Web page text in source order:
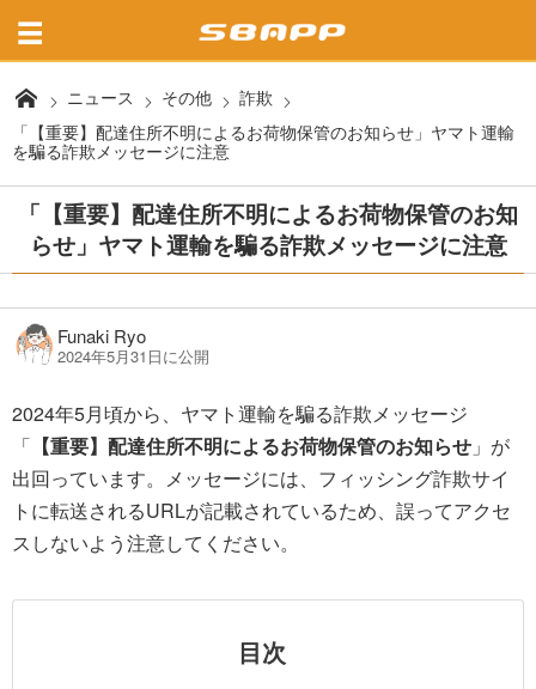
ニュース その他
詐欺
「【重要】配達住所不明によるお荷物保管のお知らせ」ヤマト運輸
を騙る詐欺メッセージに注意
「【重要】配達住所不明によるお荷物保管のお知
らせ」ヤマト運輸を騙る詐欺メッセージに注意
Funaki Ryo
2024年5月31日に公開
2024年5月頃から、ヤマト運輸を騙る詐欺メッセージ
「 【重要】配達住所不明によるお荷物保管のお知らせ 」が
出回っています。メッセージには、フィッシング詐欺サイ
トに転送されるURLが記載されているため、誤ってアクセ
スしないよう注意してください。
目次